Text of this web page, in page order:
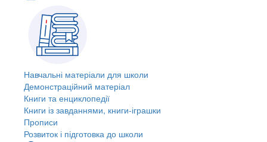
Навчальні матеріали для школи
Демонстраційний матеріал
Книги та енциклопедії
Книги із завданнями, книги-іграшки
Прописи
Розвиток і підготовка до школи